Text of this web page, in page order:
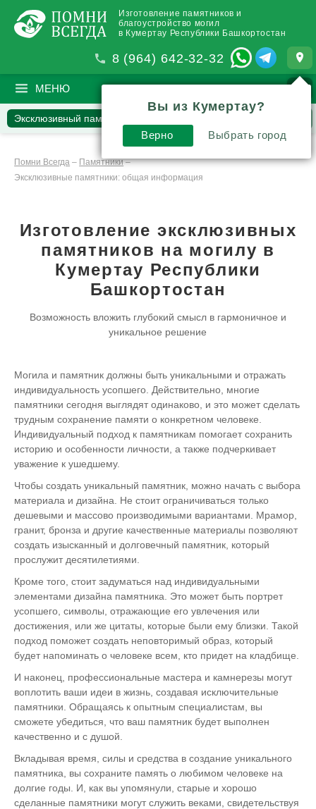
Изготовление памятников и
благоустройство могил
в Кумертау Республики Башкортостан
8 (964) 642-32-32
МЕНЮ ПОИСК
Эксклюзивный памятник
Стекло и полимер
Процесс создания
Вопросы
Отзывы Статьи Комментарии
Помни Всегда – Памятники–
Эксклюзивные памятники: общая информация
Изготовление эксклюзивных
памятников на могилу в
Кумертау Республики
Башкортостан
Возможность вложить глубокий смысл в гармоничное и
уникальное решение
Могила и памятник должны быть уникальными и отражать
индивидуальность усопшего. Действительно, многие
памятники сегодня выглядят одинаково, и это может сделать
трудным сохранение памяти о конкретном человеке.
Индивидуальный подход к памятникам помогает сохранить
историю и особенности личности, а также подчеркивает
уважение к ушедшему.
Чтобы создать уникальный памятник, можно начать с выбора
материала и дизайна. Не стоит ограничиваться только
дешевыми и массово производимыми вариантами. Мрамор,
гранит, бронза и другие качественные материалы позволяют
создать изысканный и долговечный памятник, который
прослужит десятилетиями.
Кроме того, стоит задуматься над индивидуальными
элементами дизайна памятника. Это может быть портрет
усопшего, символы, отражающие его увлечения или
достижения, или же цитаты, которые были ему близки. Такой
подход поможет создать неповторимый образ, который
будет напоминать о человеке всем, кто придет на кладбище.
И наконец, профессиональные мастера и камнерезы могут
воплотить ваши идеи в жизнь, создавая исключительные
памятники. Обращаясь к опытным специалистам, вы
сможете убедиться, что ваш памятник будет выполнен
качественно и с душой.
Вкладывая время, силы и средства в создание уникального
памятника, вы сохраните память о любимом человеке на
долгие годы. И, как вы упомянули, старые и хорошо
сделанные памятники могут служить веками, свидетельствуя
Вы из Кумертау?
Верно Выбрать город